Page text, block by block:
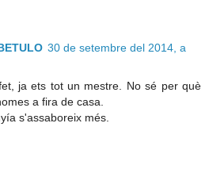
30 de setembre del 2014, a
ja ets tot un mestre. No sé per què
a fira de casa.
s'assaboreix més.